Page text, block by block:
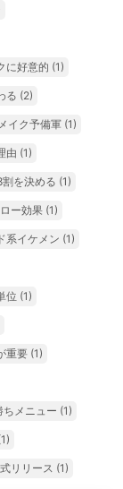
に好意的 (1)
る (2)
イク予備軍 (1)
由 (1)
を決める (1)
ー効果 (1)
系イケメン (1)
位 (1)
重要 (1)
ちメニュー (1)
リリース (1)